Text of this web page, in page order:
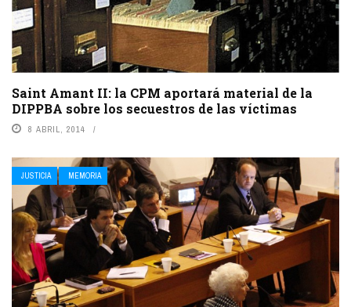
Saint Amant II: la CPM aportará material de la
DIPPBA sobre los secuestros de las víctimas
8 ABRIL, 2014
JUSTICIA MEMORIA